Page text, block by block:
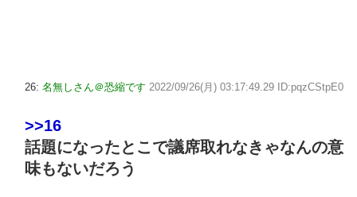
26: 名無しさん＠恐縮です 2022/09/26(月) 03:17:49.29 ID:pqzCStpE0
>>16
話題になったとこで議席取れなきゃなんの意
味もないだろう